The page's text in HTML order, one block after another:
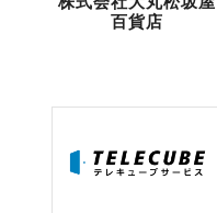
百貨店